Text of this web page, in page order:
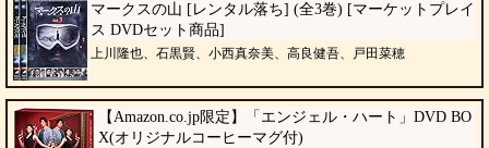
マークスの山 [レンタル落ち] (全3巻) [マーケットプレイ
ス DVDセット商品]
上川隆也、石黒賢、小西真奈美、高良健吾、戸田菜穂
【Amazon.co.jp限定】「エンジェル・ハート」DVD BO
X(オリジナルコーヒーマグ付)